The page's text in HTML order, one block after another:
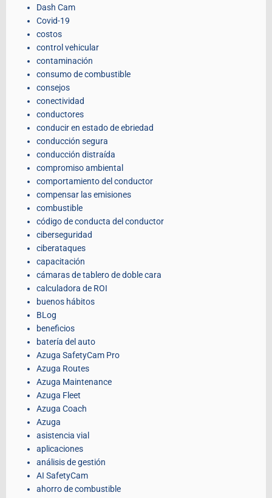
Dash Cam
Covid-19
costos
control vehicular
contaminación
consumo de combustible
consejos
conectividad
conductores
conducir en estado de ebriedad
conducción segura
conducción distraída
compromiso ambiental
comportamiento del conductor
compensar las emisiones
combustible
código de conducta del conductor
ciberseguridad
ciberataques
capacitación
cámaras de tablero de doble cara
calculadora de ROI
buenos hábitos
BLog
beneficios
batería del auto
Azuga SafetyCam Pro
Azuga Routes
Azuga Maintenance
Azuga Fleet
Azuga Coach
Azuga
asistencia vial
aplicaciones
análisis de gestión
AI SafetyCam
ahorro de combustible